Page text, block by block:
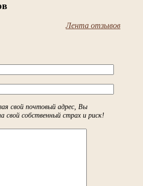
Лента отзывов
свой почтовый адрес, Вы
свой собственный страх и риск!